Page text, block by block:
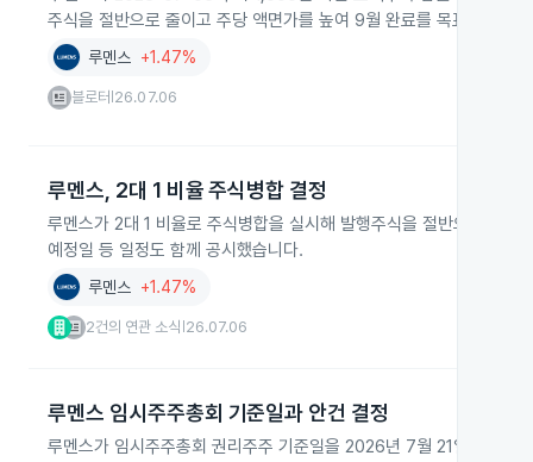
주식을 절반으로 줄이고 주당 액면가를 높여 9월 완료를 목표로 임시
루멘스 +1.47%
블로터 26.07.06
루멘스, 2대 1 비율 주식병합 결정
루멘스가 2대 1 비율로 주식병합을 실시해 발행주식을 절반으로 줄
예정일 등 일정도 함께 공시했습니다.
루멘스 +1.47%
2건의 연관 소식 26.07.06
루멘스 임시주주총회 기준일과 안건 결정
루멘스가 임시주주총회 권리주주 기준일을 2026년 7월 21일로 정